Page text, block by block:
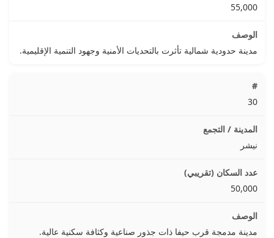
55,000
مدينة حدودية شمالية تأثرت بالتحديات الأمنية وجهود التنمية الإقليمية.
30
نيشر
50,000
مدينة مدمجة قرب حيفا ذات جذور صناعية وكثافة سكنية عالية.